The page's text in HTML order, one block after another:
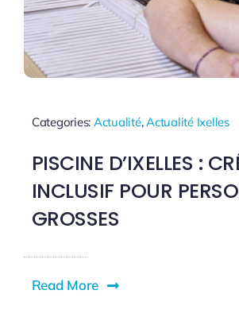
Categories: Actualité,Actualité Ixelles
PISCINE D’IXELLES :
INCLUSIF POUR
GROSSES
Read More